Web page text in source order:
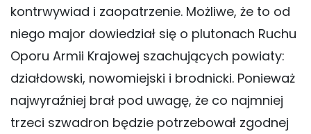
kontrwywiad i zaopatrzenie. Możliwe, że to od
niego major dowiedział się o plutonach Ruchu
Oporu Armii Krajowej szachujących powiaty:
działdowski, nowomiejski i brodnicki. Ponieważ
najwyraźniej brał pod uwagę, że co najmniej
trzeci szwadron będzie potrzebował zgodnej